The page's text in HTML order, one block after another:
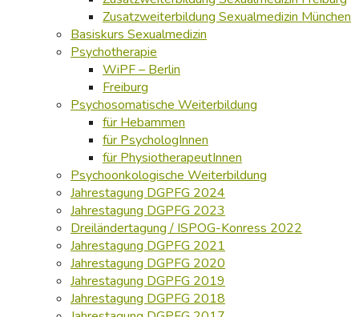
Zusatzweiterbildung Sexualmedizin München
Basiskurs Sexualmedizin
Psychotherapie
WiPF – Berlin
Freiburg
Psychosomatische Weiterbildung
für Hebammen
für PsychologInnen
für PhysiotherapeutInnen
Psychoonkologische Weiterbildung
Jahrestagung DGPFG 2024
Jahrestagung DGPFG 2023
Dreiländertagung / ISPOG-Konress 2022
Jahrestagung DGPFG 2021
Jahrestagung DGPFG 2020
Jahrestagung DGPFG 2019
Jahrestagung DGPFG 2018